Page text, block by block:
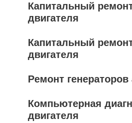
Капитальный
двигателя
Капитальный
двигателя
Ремонт
Компьютерная
двигателя